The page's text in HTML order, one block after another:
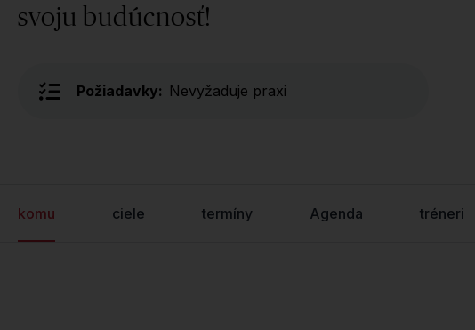
svoju budúcnosť!
Požiadavky: Nevyžaduje praxi
komu ciele termíny Agenda tréneri